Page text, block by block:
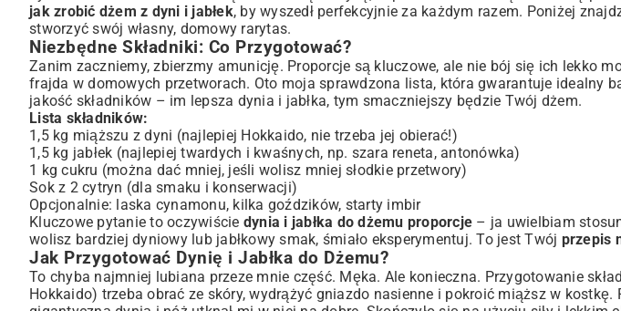
Podsumowanie: Smak Jesieni na Cały Rok
jak zrobić dżem z dyni i jabłek, by wyszedł perfekcyjnie za każdym razem. Poniżej
stworzyć swój własny, domowy rarytas.
Niezbędne Składniki: Co Przygotować?
Zanim zaczniemy, zbierzmy amunicję. Proporcje są kluczowe, ale nie bój się ich lekko
frajda w domowych przetworach. Oto moja sprawdzona lista, która gwarantuje idealny
jakość składników – im lepsza dynia i jabłka, tym smaczniejszy będzie Twój dżem.
Lista składników:
1,5 kg miąższu z dyni (najlepiej Hokkaido, nie trzeba jej obierać!)
1,5 kg jabłek (najlepiej twardych i kwaśnych, np. szara reneta, antonówka)
1 kg cukru (można dać mniej, jeśli wolisz mniej słodkie przetwory)
Sok z 2 cytryn (dla smaku i konserwacji)
Opcjonalnie: laska cynamonu, kilka goździków, starty imbir
Kluczowe pytanie to oczywiście dynia i jabłka do dżemu proporcje – ja uwielbiam
wolisz bardziej dyniowy lub jabłkowy smak, śmiało eksperymentuj. To jest Twój przepis
Jak Przygotować Dynię i Jabłka do Dżemu?
To chyba najmniej lubiana przeze mnie część. Męka. Ale konieczna. Przygotowanie
Hokkaido) trzeba obrać ze skóry, wydrążyć gniazdo nasienne i pokroić miąższ w kostkę.